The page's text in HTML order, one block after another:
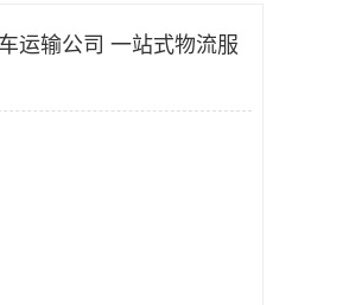
运输公司 一站式物流服